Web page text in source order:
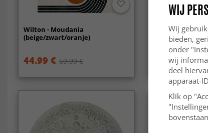
Wilton - Moudania
(beige/zwart/oranje)
44.99 € 59.99 €
Rond Golvend
Aranga Super
29.99 €
WIJ
Wij
bieden,
onder
wij
deel
apparaat-
Klik op